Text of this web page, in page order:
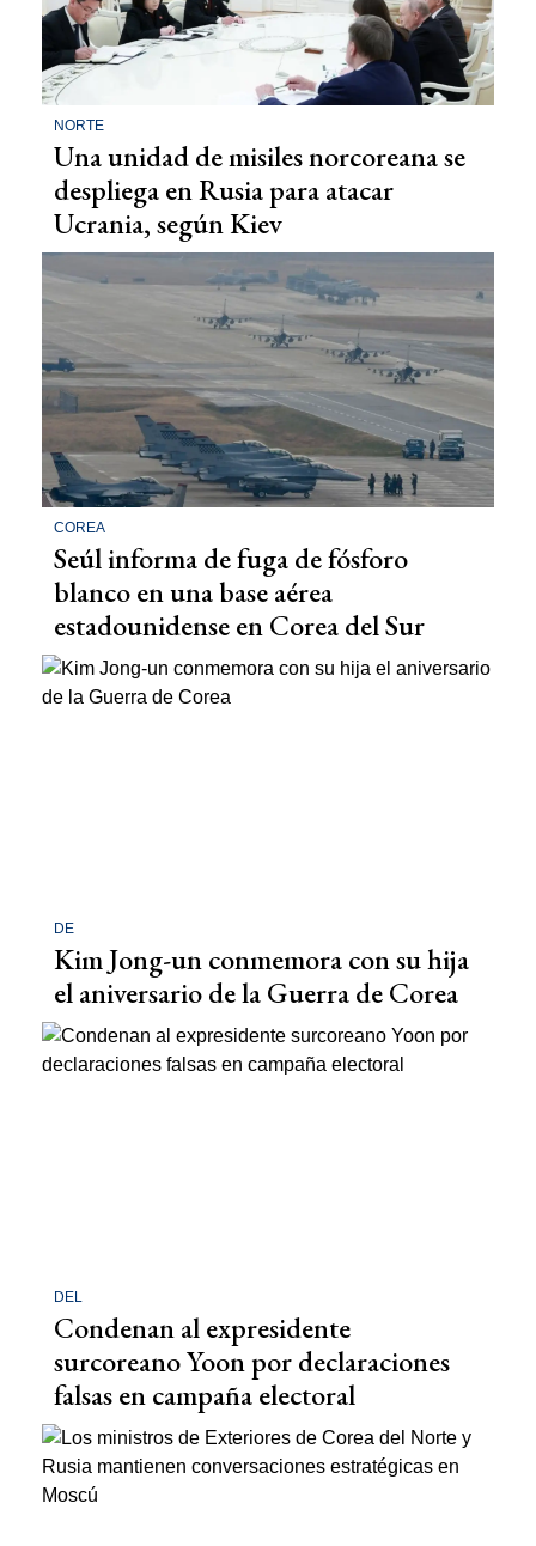
NORTE
Una unidad de misiles norcoreana se
despliega en Rusia para atacar
Ucrania, según Kiev
COREA
Seúl informa de fuga de fósforo
blanco en una base aérea
estadounidense en Corea del Sur
DE
Kim Jong-un conmemora con su hija
el aniversario de la Guerra de Corea
DEL
Condenan al expresidente
surcoreano Yoon por declaraciones
falsas en campaña electoral